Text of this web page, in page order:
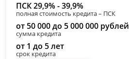
ПСК 29,9% - 39,9%
полная стоимость кредита – ПСК
от 50 000 до 5 000 000 рублей
сумма кредита
от 1 до 5 лет
срок кредита